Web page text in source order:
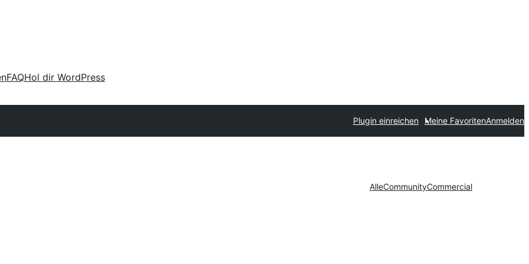
FAQHol dir WordPress
Plugin einreichen Meine FavoritenAnmelden
AlleCommunityCommercial